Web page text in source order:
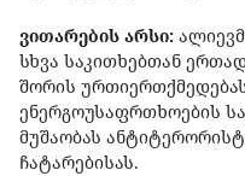
ვითარების არსი:
სხვა საკითხებთან
შორის
ენერგოუსაფრთხოების
მუშაობას
ჩატარებისას.